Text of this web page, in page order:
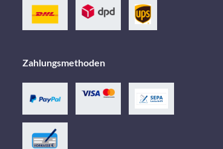
Zahlungsmethoden